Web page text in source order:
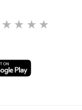
★ ★ ★ ★